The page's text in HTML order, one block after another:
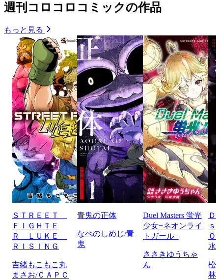
週刊コロコロコミックの作品
もっと見る
ＳＴＲＥＥＴ
ＦＩＧＨＴＥ
Ｒ ＬＵＫＥ
ＲＩＳＩＮＧ
吉緒もこもこ丸
まさお/ＣＡＰＣ
青鬼の正体
なべのしめじ/青
鬼
Duel Masters 蛍光
少女−ネオンライ
トガール−
ささきゆうちゃ
ん
Ｄ
Ｏ
水
松
林